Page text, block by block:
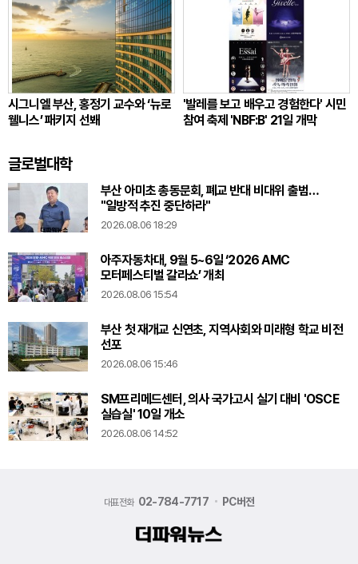
시그니엘 부산, 홍정기 교수와 ‘뉴로
웰니스’ 패키지 선봬
'발레를 보고 배우고 경험한다' 시민
참여 축제 'NBF:B' 21일 개막
글로벌대학
부산 아미초 총동문회, 폐교 반대 비대위 출범…
"일방적 추진 중단하라"
2026.08.06 18:29
아주자동차대, 9월 5~6일 ‘2026 AMC
모터페스티벌 갈라쇼’ 개최
2026.08.06 15:54
부산 첫 재개교 신연초, 지역사회와 미래형 학교 비전
선포
2026.08.06 15:46
SM프리메드센터, 의사 국가고시 실기 대비 'OSCE
실습실' 10일 개소
2026.08.06 14:52
대표전화 02-784-7717 PC버전